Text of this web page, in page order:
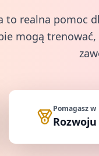
to realna pomoc
mogą
Pomagasz w